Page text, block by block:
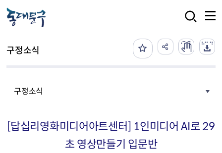
구정소식
구정소식
[답십리영화미디어아트센터] 1인미디어 AI로 29
초 영상만들기 입문반